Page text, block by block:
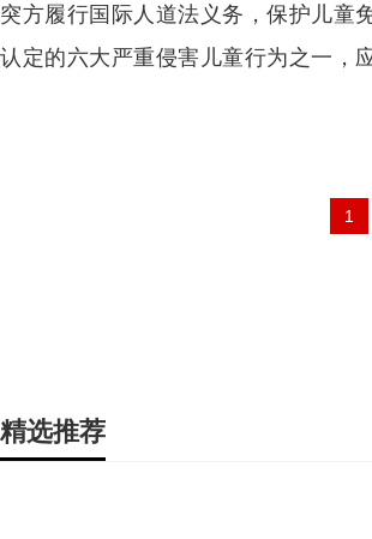
突方履行国际人道法义务，保护儿童
认定的六大严重侵害儿童行为之一，
1
精选推荐